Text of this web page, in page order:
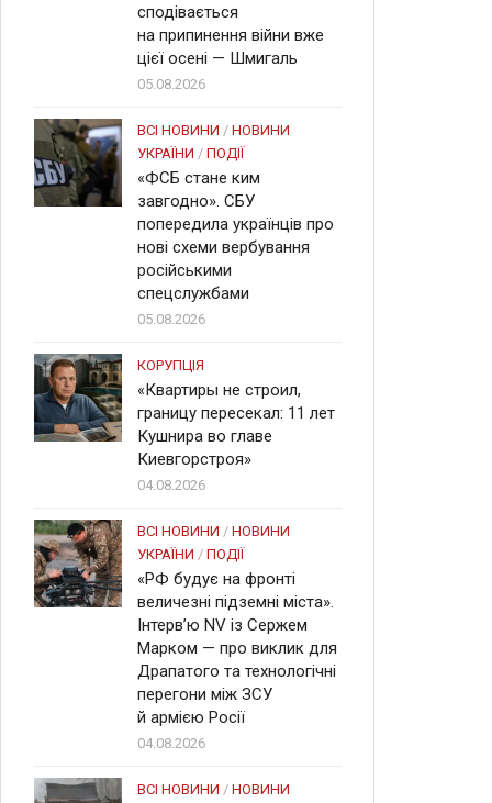
сподівається
на припинення війни вже
цієї осені — Шмигаль
05.08.2026
ВСІ НОВИНИ / НОВИНИ
УКРАЇНИ / ПОДІЇ
«ФСБ стане ким
завгодно». СБУ
попередила українців про
нові схеми вербування
російськими
спецслужбами
05.08.2026
КОРУПЦІЯ
«Квартиры не строил,
границу пересекал: 11 лет
Кушнира во главе
Киевгорстроя»
04.08.2026
ВСІ НОВИНИ / НОВИНИ
УКРАЇНИ / ПОДІЇ
«РФ будує на фронті
величезні підземні міста».
Інтерв’ю NV із Сержем
Марком — про виклик для
Драпатого та технологічні
перегони між ЗСУ
й армією Росії
04.08.2026
ВСІ НОВИНИ / НОВИНИ